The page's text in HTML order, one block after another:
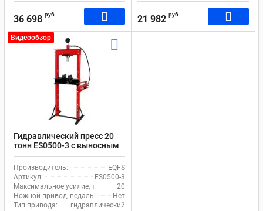
36 698 руб 21 982 руб
Видеообзор
Гидравлический пресс 20
тонн ES0500-3 с выносным
насосом
Производитель:
EQFS
Артикул:
ES0500-3
Максимальное усилие, т:
20
Ножной привод, педаль:
Нет
Тип привода:
гидравлический